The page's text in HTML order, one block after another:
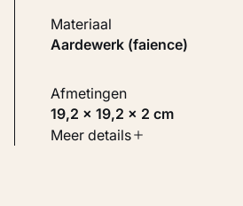
Materiaal
Aardewerk (faience)
Afmetingen
19,2 × 19,2 × 2 cm
Soort werk
Meer details